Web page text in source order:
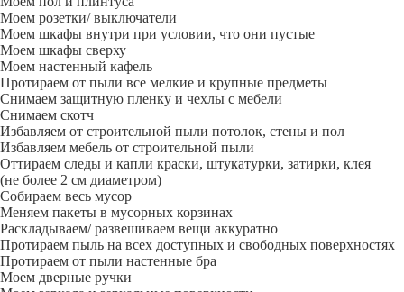
Моем розетки/ выключатели
Моем шкафы внутри при условии, что они пустые
Моем шкафы сверху
Моем настенный кафель
Протираем от пыли все мелкие и крупные предметы
Снимаем защитную пленку и чехлы с мебели
Снимаем скотч
Избавляем от строительной пыли потолок, стены и пол
Избавляем мебель от строительной пыли
Оттираем следы и капли краски, штукатурки, затирки, клея
(не более 2 см диаметром)
Собираем весь мусор
Меняем пакеты в мусорных корзинах
Раскладываем/ развешиваем вещи аккуратно
Протираем пыль на всех доступных и свободных поверхностях
Протираем от пыли настенные бра
Моем дверные ручки